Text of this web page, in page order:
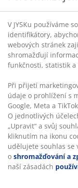
dobré
použitím.
příkladů jednoho
Dalším příkladem
slouží i jako
Nápad č. 4:
lehkým
Při volbě nábytku
V JYSKu používáme
identifikátory,
webových stránek
shromažďují
funkčnosti, statistik
Při přijetí
údaje o prohlížení s
Google, Meta a
O jednotlivých
„Upravit“ a svůj
kliknutím na ikonu
udělujete souhlas se
o shromažďování a
naší zásadách